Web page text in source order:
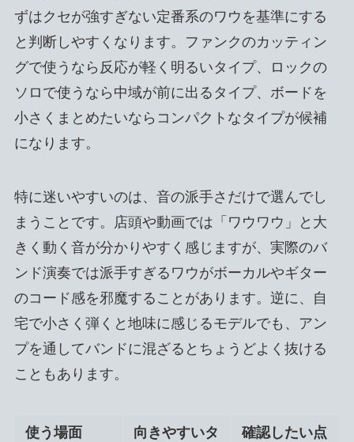
ずはクセが強すぎない定番系のワウを基準にする
と判断しやすくなります。ファンクのカッティン
グで使うなら反応が軽く明るいタイプ、ロックの
ソロで使うなら中域が前に出るタイプ、ボードを
小さくまとめたいならコンパクトなタイプが候補
になります。
特に迷いやすいのは、音の派手さだけで選んでし
まうことです。店頭や動画では「ワウワウ」と大
きく動く音が分かりやすく感じますが、実際のバ
ンド演奏では派手すぎるワウがボーカルやギター
のコード感を邪魔することがあります。逆に、自
宅で小さく弾くと地味に感じるモデルでも、アン
プを通してバンドに混ざるとちょうどよく抜ける
こともあります。
使う場面
向きやすいタ
確認したい点